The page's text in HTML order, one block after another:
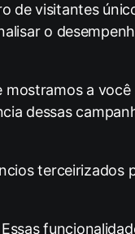
de visitantes
o
mostramos a você
dessas
terceirizados